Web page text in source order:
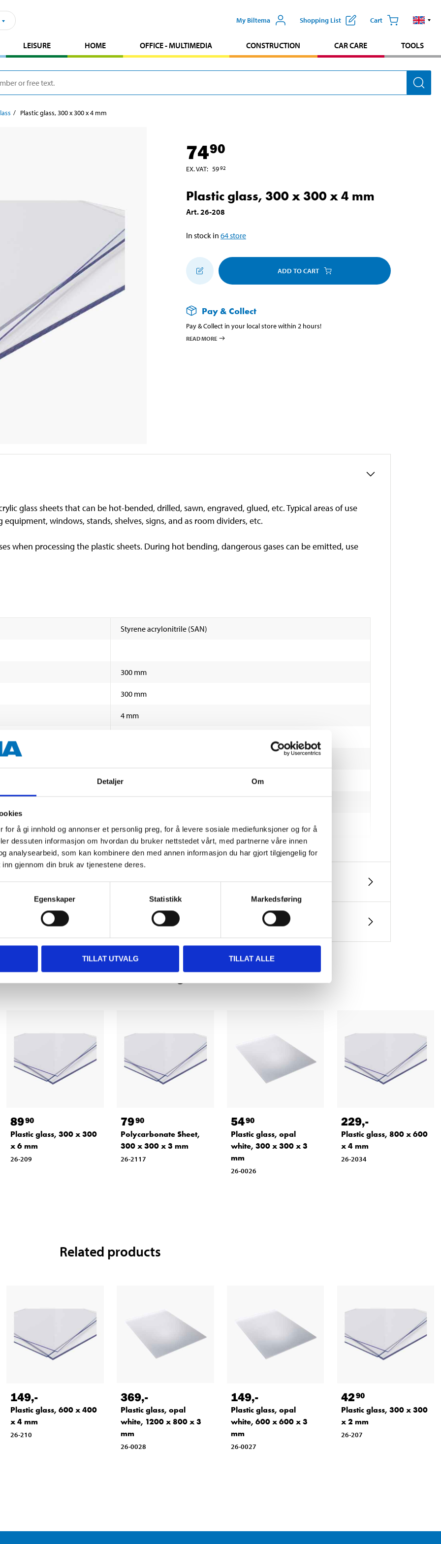
Detaljer Om
for å gi innhold og annonser et personlig preg, for å levere sosiale mediefunksjoner og for å
dessuten informasjon om hvordan du bruker nettstedet vårt, med partnerne våre innen
analysearbeid, som kan kombinere den med annen informasjon du har gjort tilgjengelig for
gjennom din bruk av tjenestene deres.
Egenskaper Statistikk Markedsføring
TILLAT UTVALG TILLAT ALLE
My Biltema Shopping List Cart
LEISURE HOME OFFICE - MULTIMEDIA CONSTRUCTION CAR CARE TOOLS
Plastic glass, 300 x 300 x 4 mm
7490
EX. VAT: 5992
Plastic glass, 300 x 300 x 4 mm
Art.26-208
In stock in 64store
ADD TO CART
Pay & Collect
Pay & Collect in your local store within 2 hours!
READ MORE
glass sheets that can be hot-bended, drilled, sawn, engraved, glued, etc. Typical areas of use
windows, stands, shelves, signs, and as room dividers, etc.
when processing the plastic sheets. During hot bending, dangerous gases can be emitted, use
Styrene acrylonitrile (SAN)
300 mm
300 mm
4 mm
106 °C
B-s1, d0 (EN 13501-1)
SHOW ALL
Other customers also bought
8990
Plastic glass, 300 x 300
x 6 mm
26-209
7990
Polycarbonate Sheet,
300 x 300 x 3 mm
26-2117
5490
Plastic glass, opal
white, 300 x 300 x 3
mm
26-0026
229,-
Plastic glass, 800 x 600
x 4 mm
26-2034
Related products
149,-
Plastic glass, 600 x 400
x 4 mm
26-210
369,-
Plastic glass, opal
white, 1200 x 800 x 3
mm
26-0028
149,-
Plastic glass, opal
white, 600 x 600 x 3
mm
26-0027
4290
Plastic glass, 300 x 300
x 2 mm
26-207